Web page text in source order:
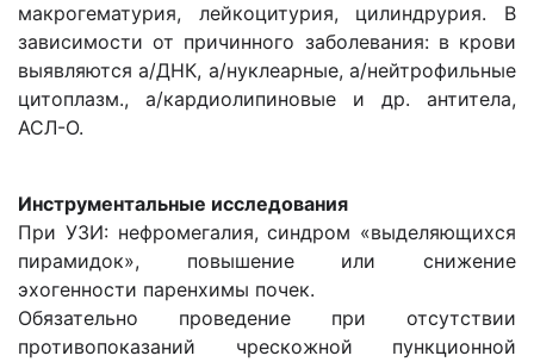
макрогематурия, лейкоцитурия, цилиндрурия. В
зависимости от причинного заболевания: в крови
выявляются а/ДНК, а/нуклеарные, а/нейтрофильные
цитоплазм., а/кардиолипиновые и др. антитела,
АСЛ-О.
Инструментальные исследования
При УЗИ: нефромегалия, синдром «выделяющихся
пирамидок», повышение или снижение
эхогенности паренхимы почек.
Обязательно проведение при отсутствии
противопоказаний чрескожной пункционной